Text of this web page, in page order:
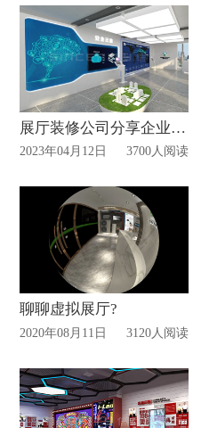
展厅装修公司分享企业展厅设计要点有哪些？
2023年04月12日 3700人阅读
聊聊虚拟展厅?
2020年08月11日 3120人阅读